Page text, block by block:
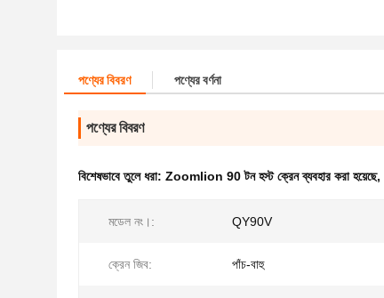
পণ্যের বিবরণ পণ্যের বর্ণনা
পণ্যের বিবরণ
বিশেষভাবে তুলে ধরা: Zoomlion 90 টন হস্ট ক্রেন ব্যবহার করা হয়েছে,
মডেল নং।: QY90V
ক্রেন জিব: পাঁচ-বাহু